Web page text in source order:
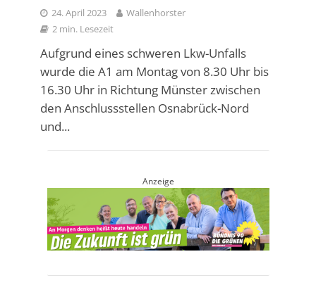
24. April 2023
Wallenhorster
2 min. Lesezeit
Aufgrund eines schweren Lkw-Unfalls
wurde die A1 am Montag von 8.30 Uhr bis
16.30 Uhr in Richtung Münster zwischen
den Anschlussstellen Osnabrück-Nord
und...
Anzeige